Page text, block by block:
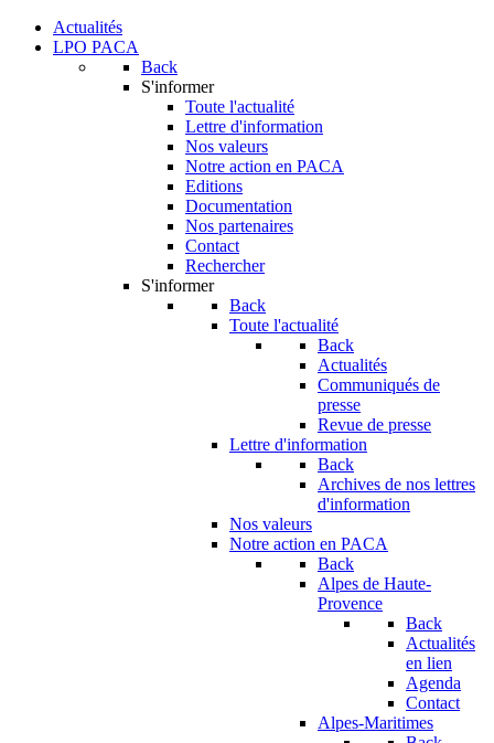
Actualités
LPO PACA
Back
S'informer
Toute l'actualité
Lettre d'information
Nos valeurs
Notre action en PACA
Editions
Documentation
Nos partenaires
Contact
Rechercher
S'informer
Back
Toute l'actualité
Back
Actualités
Communiqués de
presse
Revue de presse
Lettre d'information
Back
Archives de nos lettres
d'information
Nos valeurs
Notre action en PACA
Back
Alpes de Haute-
Provence
Back
Actualités
en lien
Agenda
Contact
Alpes-Maritimes